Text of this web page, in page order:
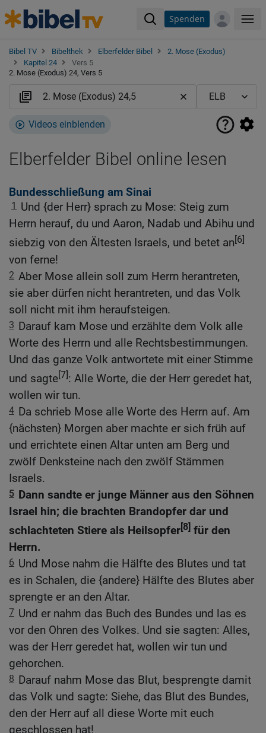
Spenden
Bibel TV Bibelthek Elberfelder Bibel
2. Mose (Exodus)
Kapitel 24
Vers 5
2. Mose (Exodus) 24, Vers 5
Videos einblenden
Elberfelder Bibel online lesen
Bundesschließung am Sinai
1
Und {der Herr} sprach zu Mose: Steig zum
Herrn herauf, du und Aaron, Nadab und Abihu und
siebzig von den Ältesten Israels, und betet an[6]
von ferne!
2 Aber Mose allein soll zum Herrn herantreten,
sie aber dürfen nicht herantreten, und das Volk
soll nicht mit ihm heraufsteigen.
3 Darauf kam Mose und erzählte dem Volk alle
Worte des Herrn und alle Rechtsbestimmungen.
Und das ganze Volk antwortete mit einer Stimme
und sagte[7]: Alle Worte, die der Herr geredet hat,
wollen wir tun.
4 Da schrieb Mose alle Worte des Herrn auf. Am
{nächsten} Morgen aber machte er sich früh auf
und errichtete einen Altar unten am Berg und
zwölf Denksteine nach den zwölf Stämmen
Israels.
5 Dann sandte er junge Männer aus den Söhnen
Israel hin; die brachten Brandopfer dar und
schlachteten Stiere als Heilsopfer[8] für den
Herrn.
6 Und Mose nahm die Hälfte des Blutes und tat
es in Schalen, die {andere} Hälfte des Blutes aber
sprengte er an den Altar.
7 Und er nahm das Buch des Bundes und las es
vor den Ohren des Volkes. Und sie sagten: Alles,
was der Herr geredet hat, wollen wir tun und
gehorchen.
8 Darauf nahm Mose das Blut, besprengte damit
das Volk und sagte: Siehe, das Blut des Bundes,
den der Herr auf all diese Worte mit euch
geschlossen hat!